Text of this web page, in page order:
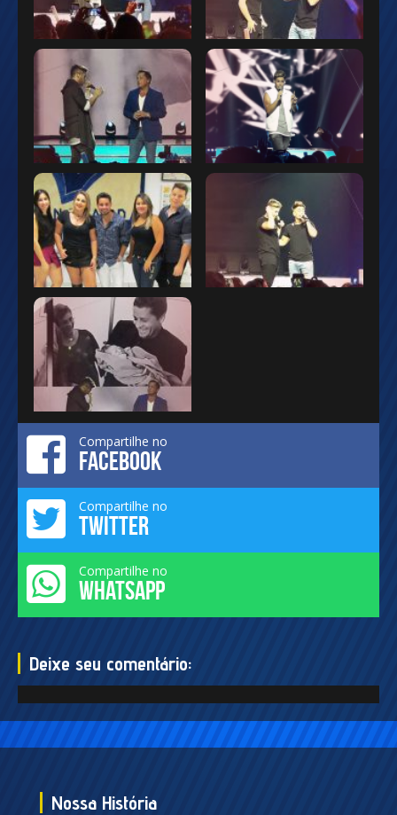
Compartilhe no
FACEBOOK
Compartilhe no
TWITTER
Compartilhe no
WHATSAPP
Deixe seu comentário:
Nossa História